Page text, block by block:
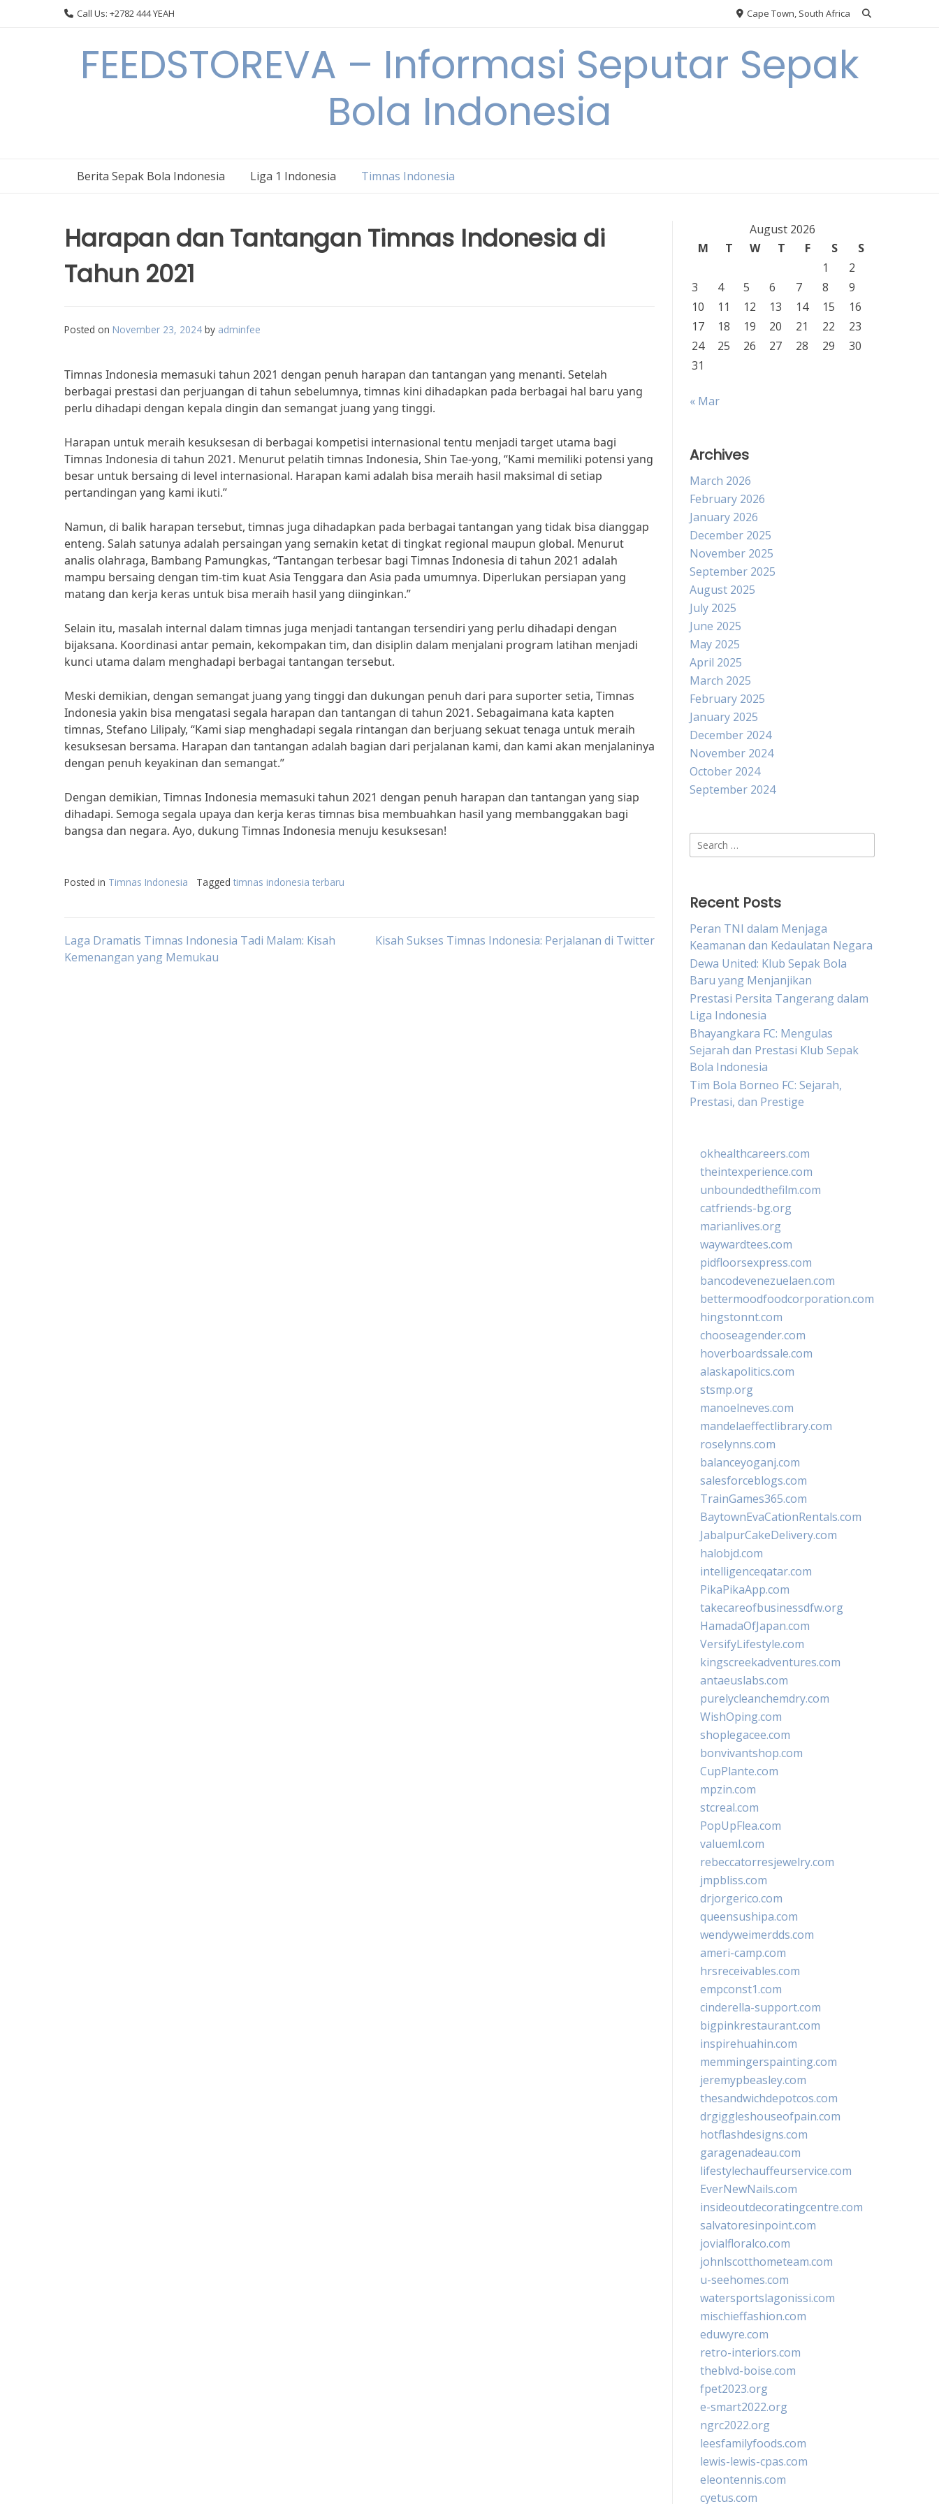
Call Us: +2782 444 YEAH Cape Town, South Africa
FEEDSTOREVA – Informasi Seputar Sepak
Bola Indonesia
Berita Sepak Bola Indonesia Liga 1 Indonesia Timnas Indonesia
Harapan dan Tantangan Timnas Indonesia di
Tahun 2021
Posted on November 23, 2024 by adminfee
Timnas Indonesia memasuki tahun 2021 dengan penuh harapan dan tantangan yang menanti. Setelah
berbagai prestasi dan perjuangan di tahun sebelumnya, timnas kini dihadapkan pada berbagai hal baru yang
perlu dihadapi dengan kepala dingin dan semangat juang yang tinggi.
Harapan untuk meraih kesuksesan di berbagai kompetisi internasional tentu menjadi target utama bagi
Timnas Indonesia di tahun 2021. Menurut pelatih timnas Indonesia, Shin Tae-yong, “Kami memiliki potensi yang
besar untuk bersaing di level internasional. Harapan kami adalah bisa meraih hasil maksimal di setiap
pertandingan yang kami ikuti.”
Namun, di balik harapan tersebut, timnas juga dihadapkan pada berbagai tantangan yang tidak bisa dianggap
enteng. Salah satunya adalah persaingan yang semakin ketat di tingkat regional maupun global. Menurut
analis olahraga, Bambang Pamungkas, “Tantangan terbesar bagi Timnas Indonesia di tahun 2021 adalah
mampu bersaing dengan tim-tim kuat Asia Tenggara dan Asia pada umumnya. Diperlukan persiapan yang
matang dan kerja keras untuk bisa meraih hasil yang diinginkan.”
Selain itu, masalah internal dalam timnas juga menjadi tantangan tersendiri yang perlu dihadapi dengan
bijaksana. Koordinasi antar pemain, kekompakan tim, dan disiplin dalam menjalani program latihan menjadi
kunci utama dalam menghadapi berbagai tantangan tersebut.
Meski demikian, dengan semangat juang yang tinggi dan dukungan penuh dari para suporter setia, Timnas
Indonesia yakin bisa mengatasi segala harapan dan tantangan di tahun 2021. Sebagaimana kata kapten
timnas, Stefano Lilipaly, “Kami siap menghadapi segala rintangan dan berjuang sekuat tenaga untuk meraih
kesuksesan bersama. Harapan dan tantangan adalah bagian dari perjalanan kami, dan kami akan menjalaninya
dengan penuh keyakinan dan semangat.”
Dengan demikian, Timnas Indonesia memasuki tahun 2021 dengan penuh harapan dan tantangan yang siap
dihadapi. Semoga segala upaya dan kerja keras timnas bisa membuahkan hasil yang membanggakan bagi
bangsa dan negara. Ayo, dukung Timnas Indonesia menuju kesuksesan!
Posted in Timnas Indonesia Tagged timnas indonesia terbaru
Post
Laga Dramatis Timnas Indonesia Tadi Malam: Kisah
Kemenangan yang Memukau
Kisah Sukses Timnas Indonesia: Perjalanan di Twitter
August 2026
M
T W T F S
S
1
2
3
4 5 6 7 8
9
10
11 12 13 14 15
16
17
18 19 20 21 22
23
24
25 26 27 28 29
30
31
« Mar
Archives
March 2026
February 2026
January 2026
December 2025
November 2025
September 2025
August 2025
July 2025
June 2025
May 2025
April 2025
March 2025
February 2025
January 2025
December 2024
November 2024
October 2024
September 2024
Search
for:
Recent Posts
Peran TNI dalam Menjaga
Keamanan dan Kedaulatan Negara
Dewa United: Klub Sepak Bola
Baru yang Menjanjikan
Prestasi Persita Tangerang dalam
Liga Indonesia
Bhayangkara FC: Mengulas
Sejarah dan Prestasi Klub Sepak
Bola Indonesia
Tim Bola Borneo FC: Sejarah,
Prestasi, dan Prestige
okhealthcareers.com
theintexperience.com
unboundedthefilm.com
catfriends-bg.org
marianlives.org
waywardtees.com
pidfloorsexpress.com
bancodevenezuelaen.com
bettermoodfoodcorporation.com
hingstonnt.com
chooseagender.com
hoverboardssale.com
alaskapolitics.com
stsmp.org
manoelneves.com
mandelaeffectlibrary.com
roselynns.com
balanceyoganj.com
salesforceblogs.com
TrainGames365.com
BaytownEvaCationRentals.com
JabalpurCakeDelivery.com
halobjd.com
intelligenceqatar.com
PikaPikaApp.com
takecareofbusinessdfw.org
HamadaOfJapan.com
VersifyLifestyle.com
kingscreekadventures.com
antaeuslabs.com
purelycleanchemdry.com
WishOping.com
shoplegacee.com
bonvivantshop.com
CupPlante.com
mpzin.com
stcreal.com
PopUpFlea.com
valueml.com
rebeccatorresjewelry.com
jmpbliss.com
drjorgerico.com
queensushipa.com
wendyweimerdds.com
ameri-camp.com
hrsreceivables.com
empconst1.com
cinderella-support.com
bigpinkrestaurant.com
inspirehuahin.com
memmingerspainting.com
jeremypbeasley.com
thesandwichdepotcos.com
drgiggleshouseofpain.com
hotflashdesigns.com
garagenadeau.com
lifestylechauffeurservice.com
EverNewNails.com
insideoutdecoratingcentre.com
salvatoresinpoint.com
jovialfloralco.com
johnlscotthometeam.com
u-seehomes.com
watersportslagonissi.com
mischieffashion.com
eduwyre.com
retro-interiors.com
theblvd-boise.com
fpet2023.org
e-smart2022.org
ngrc2022.org
leesfamilyfoods.com
lewis-lewis-cpas.com
eleontennis.com
cyetus.com